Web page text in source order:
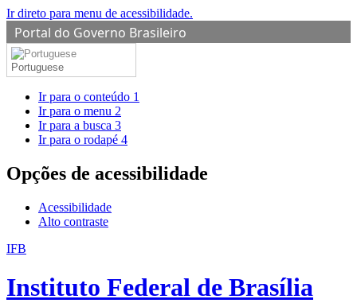
Ir direto para menu de acessibilidade.
Portal do Governo Brasileiro
Portuguese
Ir para o conteúdo 1
Ir para o menu 2
Ir para a busca 3
Ir para o rodapé 4
Opções de acessibilidade
Acessibilidade
Alto contraste
IFB
Instituto Federal de Brasília